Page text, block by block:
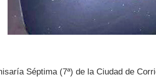
Séptima (7ª) de la Ciudad de